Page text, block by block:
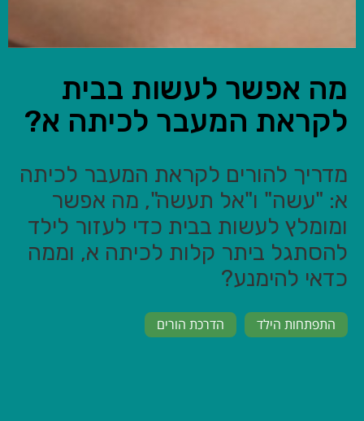
מה אפשר לעשות בבית
לקראת המעבר לכיתה א?
מדריך להורים לקראת המעבר לכיתה
א: "עשה" ו"אל תעשה", מה אפשר
ומומלץ לעשות בבית כדי לעזור לילד
להסתגל ביתר קלות לכיתה א, וממה
כדאי להימנע?
התפתחות הילד הדרכת הורים